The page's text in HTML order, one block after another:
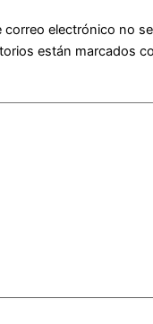
correo electrónico no
están marcados